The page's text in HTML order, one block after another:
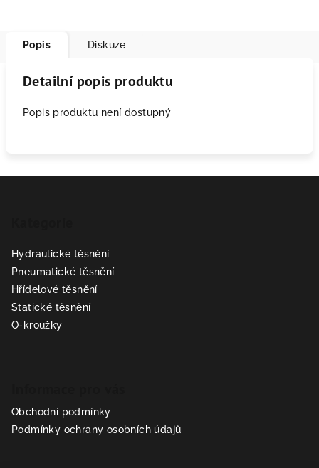
Popis Diskuze
Detailní popis produktu
Popis produktu není dostupný
Hydraulické těsnění
Pneumatické těsnění
Hřídelové těsnění
Statické těsnění
O-kroužky
Obchodní podmínky
Podmínky ochrany osobních údajů